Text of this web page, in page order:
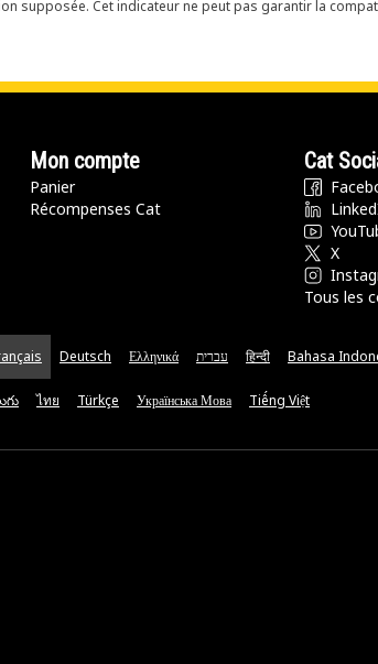
supposée. Cet indicateur ne peut pas garantir la
Mon compte
Panier
Récompenses Cat
Cat
X
Tous les
Deutsch Ελληνικά עברית हिन्दी Bahasa
ไทย Türkçe Українська Мова Tiếng Việt